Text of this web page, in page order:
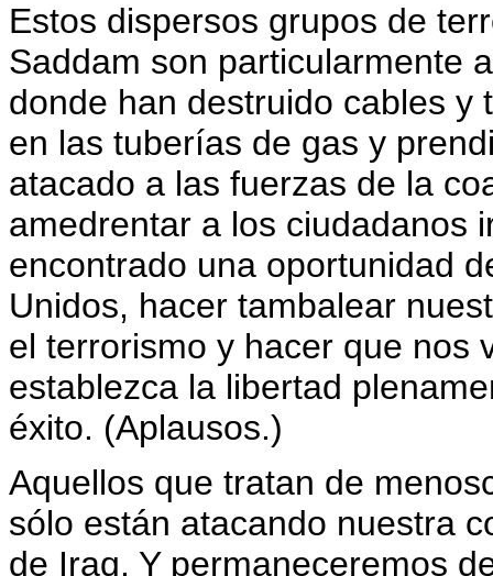
Estos dispersos grupos de
Saddam son particularmente
donde han destruido cables y
en las tuberías de gas y
atacado a las fuerzas de la
amedrentar a los ciudadanos
encontrado una oportunidad
Unidos, hacer tambalear
el terrorismo y hacer que nos
establezca la libertad
éxito. (Aplausos.)
Aquellos que tratan de
sólo están atacando nuestra
de Iraq. Y permaneceremos